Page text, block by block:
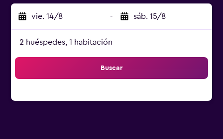
vie. 14/8 - sáb. 15/8
2 huéspedes, 1 habitación
Buscar